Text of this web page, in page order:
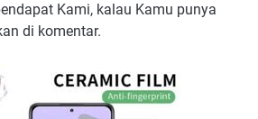
Kami, kalau Kamu punya
di komentar.